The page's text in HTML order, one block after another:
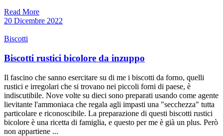
Read More
20 Dicembre 2022
Biscotti
Biscotti rustici bicolore da inzuppo
Il fascino che sanno esercitare su di me i biscotti da forno, quelli
rustici e irregolari che si trovano nei piccoli forni di paese, è
indiscutibile. Nove volte su dieci sono preparati usando come agente
lievitante l'ammoniaca che regala agli impasti una "secchezza" tutta
particolare e riconoscibile. La preparazione di questi biscotti rustici
bicolore è una ricetta di famiglia, e questo per me è già un plus. Però
non appartiene ...